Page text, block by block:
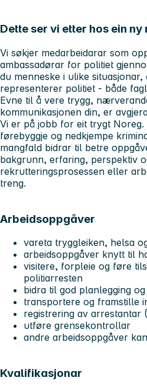
Dette ser vi etter hos ein
Vi søkjer medarbeidarar som
ambassadørar for politiet
du menneske i ulike
representerer politiet - både
Evne til å vere trygg,
kommunikasjonen din, er
Vi er på jobb for eit trygt
førebyggje og nedkjempe
mangfald bidrar til betre
bakgrunn, erfaring, perspektiv
rekrutteringsprosessen eller
treng.
Arbeidsoppgåver
vareta tryggleiken, helsa
arbeidsoppgåver knytt til
visitere, forpleie og føre
politiarresten
bidra til god planlegging
transportere og framstille
registrering av arrestantar
utføre grensekontrollar
andre arbeidsoppgåver
Kvalifikasjonar